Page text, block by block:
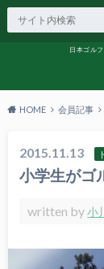
日本ゴル
HOME 会員記事
2015.11.13
小学生がゴ
written by小